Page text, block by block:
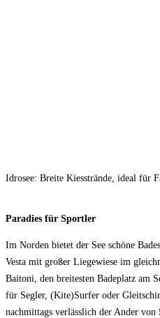
Idrosee: Breite Kiesstrände, ideal für
Paradies für Sportler
Im Norden bietet der See schöne
Vesta mit großer Liegewiese im
Baitoni, den breitesten Badeplatz am
für Segler, (Kite)Surfer oder
nachmittags verlässlich der Ander